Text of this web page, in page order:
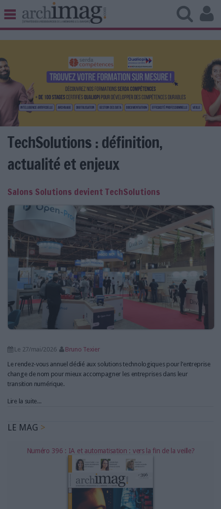
BIBLIOTHÈQUE ÉDITION
UNIVERS DATA
TRAVAIL COLLABORATIF
VIE NUMÉRIQUE
NUMÉRIQUE RESPONSABLE
LES NEWSLETTERS
LE MAGAZINE
LES GUIDES PRATIQUES
LES BASES DE DONNÉES
L'AGENDA
L'ANNUAIRE DES ACTEURS
LES LIVRES BLANCS
LES SUPPLÉMENTS
NOS OFFRES D'ABONNEMENTS
TechSolutions : définition,
actualité et enjeux
Salons Solutions devient TechSolutions
Le 27/mai/2026
Bruno Texier
Le rendez-vous annuel dédié aux solutions technologiques pour l’entreprise
change de nom pour mieux accompagner les entreprises dans leur
transition numérique.
Lire la suite...
LE MAG
Numéro 396 : IA et automatisation : vers la fin de la veille?